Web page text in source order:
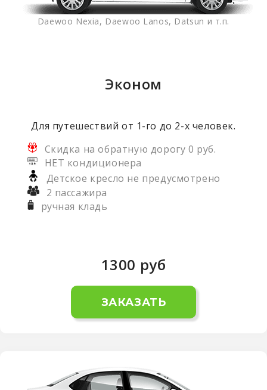
Daewoo Nexia, Daewoo Lanos, Datsun и т.п.
Эконом
Для путешествий от 1-го до 2-х человек.
Скидка на обратную дорогу 0 руб.
НЕТ кондиционера
Детское кресло не предусмотрено
2 пассажира
ручная кладь
1300 руб
ЗАКАЗАТЬ